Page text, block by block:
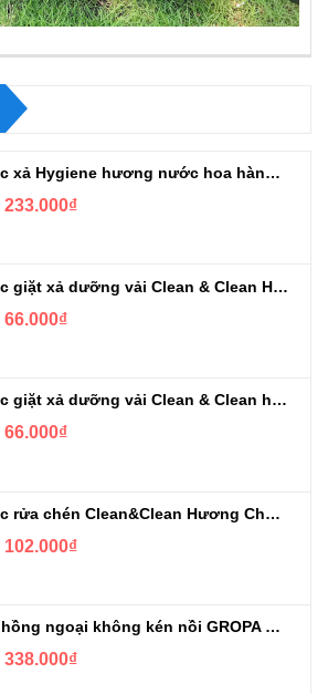
Nước xả Hygiene hương nước hoa hàng chuẩn Thái can 3L3
233.000₫
Nước giặt xả dưỡng vải Clean & Clean Hương Ban Mai 3.2kg
66.000₫
Nước giặt xả dưỡng vải Clean & Clean hương Violet 3.2kg
66.000₫
Nước rửa chén Clean&Clean Hương Chanh Can 5L
102.000₫
Bếp hồng ngoại không kén nồi GROPA G1-608
338.000₫